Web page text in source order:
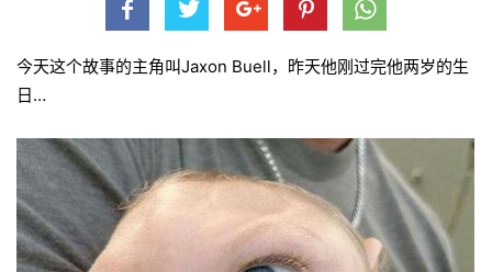
今天这个故事的主角叫Jaxon Buell，昨天他刚过完他两岁的生
日…